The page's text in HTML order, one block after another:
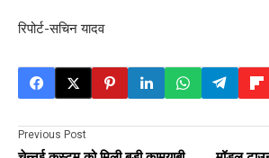
रिपोर्ट-सचिन यादव
Previous Post